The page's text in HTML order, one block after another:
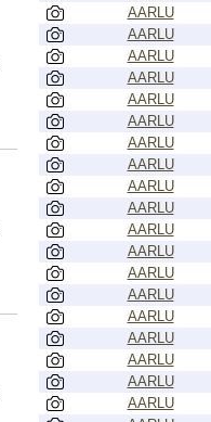
AARLU
AARLU
AARLU
AARLU
AARLU
AARLU
AARLU
AARLU
AARLU
AARLU
AARLU
AARLU
AARLU
AARLU
AARLU
AARLU
AARLU
AARLU
AARLU